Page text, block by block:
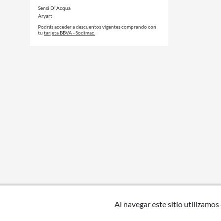
Sensi D' Acqua
Aryart
Podrás acceder a descuentos vigentes comprando con
tu tarjeta BBVA - Sodimac.
Al navegar este sitio